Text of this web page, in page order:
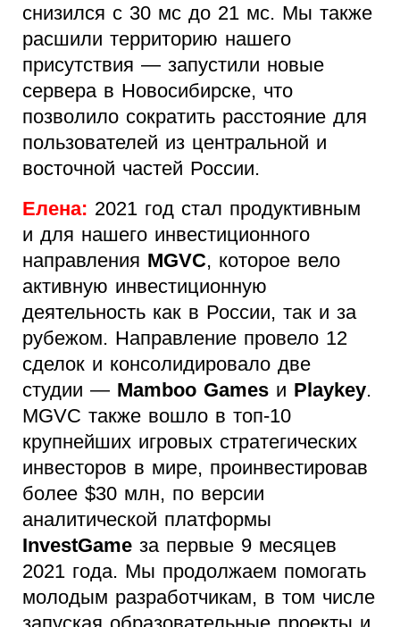
снизился с 30 мс до 21 мс. Мы также
расшили территорию нашего
присутствия — запустили новые
сервера в Новосибирске, что
позволило сократить расстояние для
пользователей из центральной и
восточной частей России.
Елена: 2021 год стал продуктивным
и для нашего инвестиционного
направления MGVC, которое вело
активную инвестиционную
деятельность как в России, так и за
рубежом. Направление провело 12
сделок и консолидировало две
студии — Mamboo Games и Playkey.
MGVC также вошло в топ-10
крупнейших игровых стратегических
инвесторов в мире, проинвестировав
более $30 млн, по версии
аналитической платформы
InvestGame за первые 9 месяцев
2021 года. Мы продолжаем помогать
молодым разработчикам, в том числе